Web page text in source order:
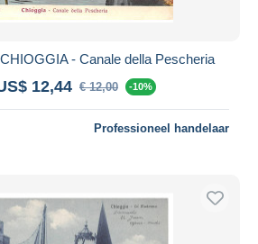
- Canale della Pescheria
12,44 € 12,00 -10%
Professioneel handelaar